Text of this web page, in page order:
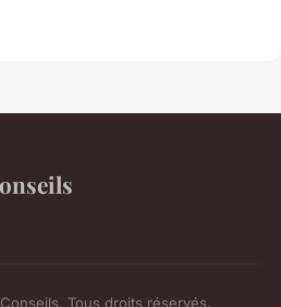
Tous droits réservés.